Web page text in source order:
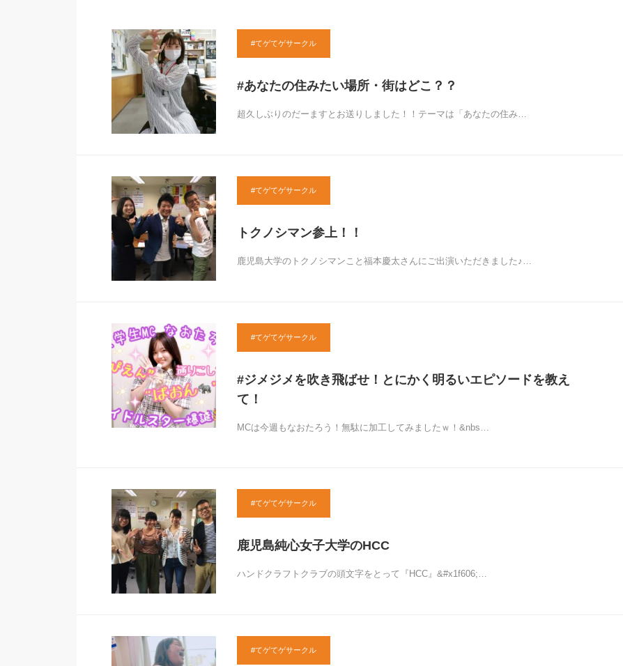
#てゲてゲサークル
#あなたの住みたい場所・街はどこ？？
超久しぶりのだーますとお送りしました！！テーマは「あなたの住み…
#てゲてゲサークル
トクノシマン参上！！
鹿児島大学のトクノシマンこと福本慶太さんにご出演いただきました♪…
#てゲてゲサークル
#ジメジメを吹き飛ばせ！とにかく明るいエピソードを教え
て！
MCは今週もなおたろう！無駄に加工してみましたｗ！&nbs…
#てゲてゲサークル
鹿児島純心女子大学のHCC
ハンドクラフトクラブの頭文字をとって『HCC』&#x1f606;…
#てゲてゲサークル